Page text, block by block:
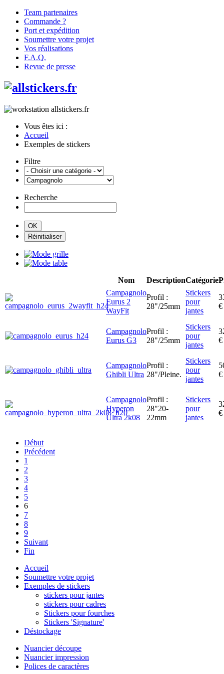
Team partenaires
Commande ?
Port et expédition
Soumettre votre projet
Vos réalisations
F.A.Q.
Revue de presse
Vous êtes ici :
Accueil
Exemples de stickers
Filtre
Recherche
Nom DescriptionCatégorie
Campagnolo
Eurus 2
WayFit
Profil :
28"/25mm
Stickers
pour
jantes
€
Campagnolo
Eurus G3
Profil :
28"/25mm
Stickers
pour
jantes
€
Campagnolo
Ghibli Ultra
Profil :
28"/Pleine.
Stickers
pour
jantes
€
Campagnolo
Hyperon
Ultra 2k08
Profil :
28"20-
22mm
Stickers
pour
jantes
€
Début
Précédent
1
2
3
4
5
6
7
8
9
Suivant
Fin
Accueil
Soumettre votre projet
Exemples de stickers
stickers pour jantes
stickers pour cadres
Stickers pour fourches
Stickers 'Signature'
Déstockage
Nuancier découpe
Nuancier impression
Polices de caractères